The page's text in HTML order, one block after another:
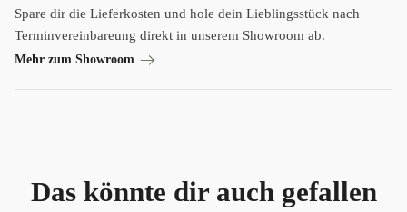
Spare dir die Lieferkosten und hole dein Lieblingsstück nach
Terminvereinbareung direkt in unserem Showroom ab.
Mehr zum Showroom
Das könnte dir auch gefallen